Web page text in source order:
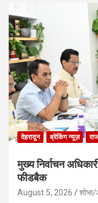
देहरादून ब्रेकिंग न्यूज़
मुख्य निर्वाचन
फीडबैक
August 5, 2026